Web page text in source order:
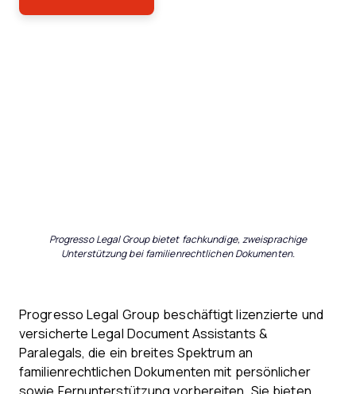
Progresso Legal Group bietet fachkundige, zweisprachige
Unterstützung bei familienrechtlichen Dokumenten.
Progresso Legal Group beschäftigt lizenzierte und
versicherte Legal Document Assistants &
Paralegals, die ein breites Spektrum an
familienrechtlichen Dokumenten mit persönlicher
sowie Fernunterstützung vorbereiten. Sie bieten